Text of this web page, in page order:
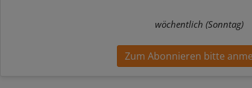
wöchentlich (Sonntag)
Zum Abonnieren bitte